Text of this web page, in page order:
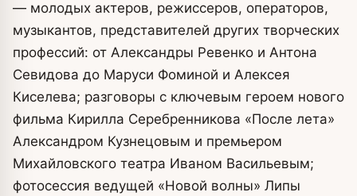
— молодых актеров, режиссеров, операторов,
музыкантов, представителей других творческих
профессий: от Александры Ревенко и Антона
Севидова до Маруси Фоминой и Алексея
Киселева; разговоры с ключевым героем нового
фильма Кирилла Серебренникова «После лета»
Александром Кузнецовым и премьером
Михайловского театра Иваном Васильевым;
фотосессия ведущей «Новой волны» Липы